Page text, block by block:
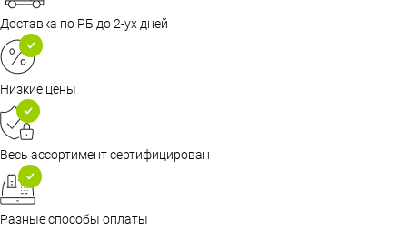
Доставка по РБ до 2-ух дней
Низкие цены
Весь ассортимент сертифицирован
Разные способы оплаты